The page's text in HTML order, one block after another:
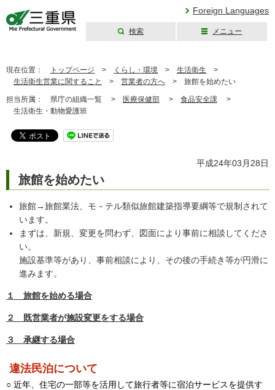
Foreign Languages
検索 メニュー
現在位置： トップページ > くらし・環境 > 生活衛生 >
生活衛生営業に関すること
> 営業者の方へ > 旅館を始めたい
担当所属： 県庁の組織一覧 > 医療保健部 > 食品安全課 >
生活衛生・動物愛護班
平成24年03月28日
旅館を始めたい
旅館→旅館業法、モ－テル類似旅館建築指導要綱等で規制されて
います。
まずは、新規、変更を問わず、図面により事前に相談してくださ
い。
施設基準等があり、事前相談により、その後の手続き等が円滑に
進みます。
１ 旅館を始める場合
２ 既営業者が施設変更をする場合
３ 承継する場合
違法民泊について
○ 近年、住宅の一部等を活用して旅行者等に宿泊サービスを提供す